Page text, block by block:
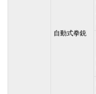
自動式拳銃